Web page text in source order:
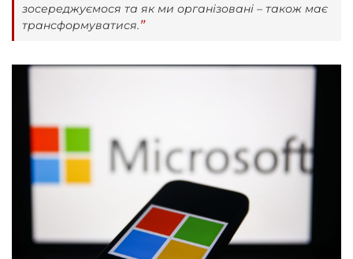
зосереджуємося та як ми організовані – також має
трансформуватися.